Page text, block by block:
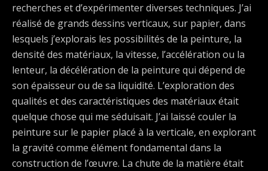
recherches et d’expérimenter diverses techniques. J’ai
réalisé de grands dessins verticaux, sur papier, dans
lesquels j’explorais les possibilités de la peinture, la
densité des matériaux, la vitesse, l’accélération ou la
lenteur, la décélération de la peinture qui dépend de
son épaisseur ou de sa liquidité. L’exploration des
qualités et des caractéristiques des matériaux était
quelque chose qui me séduisait. J’ai laissé couler la
peinture sur le papier placé à la verticale, en explorant
la gravité comme élément fondamental dans la
construction de l’œuvre. La chute de la matière était